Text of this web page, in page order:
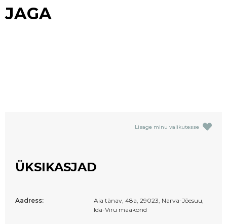
JAGA
Lisage minu valikutesse
ÜKSIKASJAD
Aadress:
Aia tänav, 48a, 29023, Narva-Jõesuu,
Ida-Viru maakond